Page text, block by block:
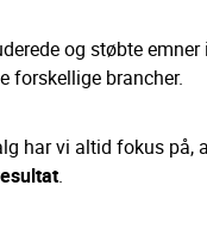
og støbte
forskellige brancher.
har vi altid fokus på,
.